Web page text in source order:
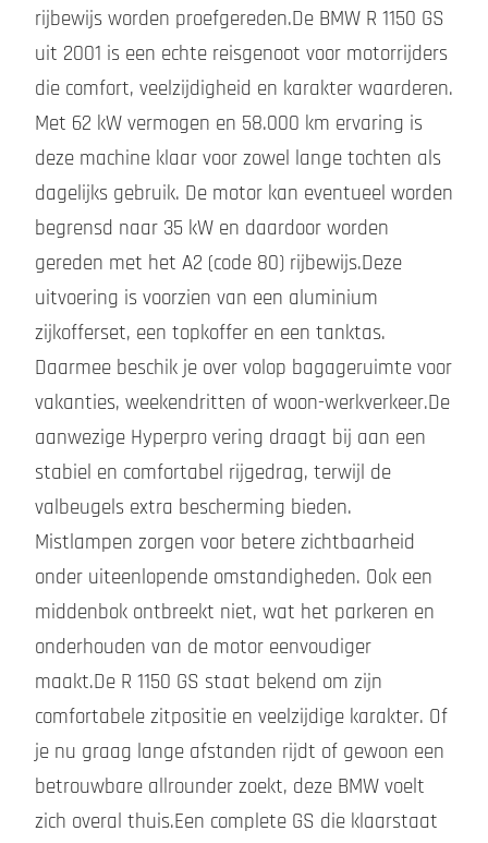
rijbewijs worden proefgereden.De BMW R 1150 GS
uit 2001 is een echte reisgenoot voor motorrijders
die comfort, veelzijdigheid en karakter waarderen.
Met 62 kW vermogen en 58.000 km ervaring is
deze machine klaar voor zowel lange tochten als
dagelijks gebruik. De motor kan eventueel worden
begrensd naar 35 kW en daardoor worden
gereden met het A2 (code 80) rijbewijs.Deze
uitvoering is voorzien van een aluminium
zijkofferset, een topkoffer en een tanktas.
Daarmee beschik je over volop bagageruimte voor
vakanties, weekendritten of woon-werkverkeer.De
aanwezige Hyperpro vering draagt bij aan een
stabiel en comfortabel rijgedrag, terwijl de
valbeugels extra bescherming bieden.
Mistlampen zorgen voor betere zichtbaarheid
onder uiteenlopende omstandigheden. Ook een
middenbok ontbreekt niet, wat het parkeren en
onderhouden van de motor eenvoudiger
maakt.De R 1150 GS staat bekend om zijn
comfortabele zitpositie en veelzijdige karakter. Of
je nu graag lange afstanden rijdt of gewoon een
betrouwbare allrounder zoekt, deze BMW voelt
zich overal thuis.Een complete GS die klaarstaat